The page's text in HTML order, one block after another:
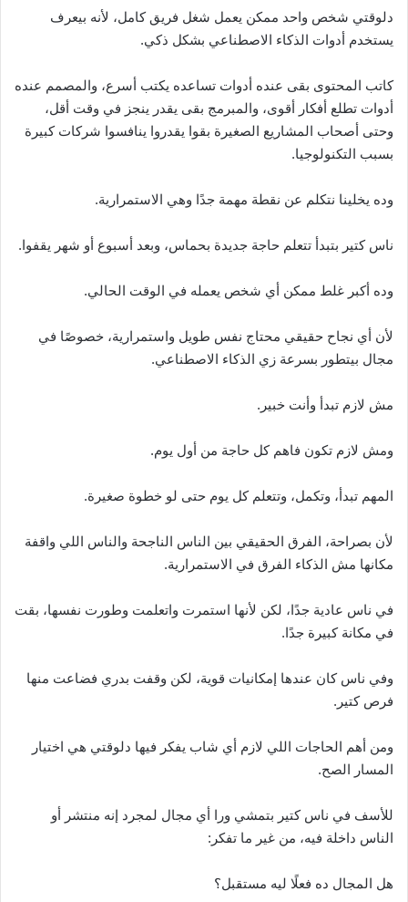
دلوقتي شخص واحد ممكن يعمل شغل فريق كامل، لأنه بيعرف
يستخدم أدوات الذكاء الاصطناعي بشكل ذكي.
كاتب المحتوى بقى عنده أدوات تساعده يكتب أسرع، والمصمم عنده
أدوات تطلع أفكار أقوى، والمبرمج بقى يقدر ينجز في وقت أقل،
وحتى أصحاب المشاريع الصغيرة بقوا يقدروا ينافسوا شركات كبيرة
بسبب التكنولوجيا.
وده يخلينا نتكلم عن نقطة مهمة جدًا وهي الاستمرارية.
ناس كتير بتبدأ تتعلم حاجة جديدة بحماس، وبعد أسبوع أو شهر يقفوا.
وده أكبر غلط ممكن أي شخص يعمله في الوقت الحالي.
لأن أي نجاح حقيقي محتاج نفس طويل واستمرارية، خصوصًا في
مجال بيتطور بسرعة زي الذكاء الاصطناعي.
مش لازم تبدأ وأنت خبير.
ومش لازم تكون فاهم كل حاجة من أول يوم.
المهم تبدأ، وتكمل، وتتعلم كل يوم حتى لو خطوة صغيرة.
لأن بصراحة، الفرق الحقيقي بين الناس الناجحة والناس اللي واقفة
مكانها مش الذكاء الفرق في الاستمرارية.
في ناس عادية جدًا، لكن لأنها استمرت واتعلمت وطورت نفسها، بقت
في مكانة كبيرة جدًا.
وفي ناس كان عندها إمكانيات قوية، لكن وقفت بدري فضاعت منها
فرص كتير.
ومن أهم الحاجات اللي لازم أي شاب يفكر فيها دلوقتي هي اختيار
المسار الصح.
للأسف في ناس كتير بتمشي ورا أي مجال لمجرد إنه منتشر أو
الناس داخلة فيه، من غير ما تفكر:
هل المجال ده فعلًا ليه مستقبل؟